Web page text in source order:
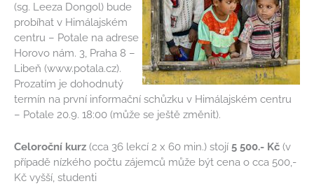
(sg. Leeza Dongol) bude
probíhat v Himálajském
centru – Potale na adrese
Horovo nám. 3, Praha 8 –
Libeň (www.potala.cz).
Prozatím je dohodnutý
termín na první informační schůzku v Himálajském centru
– Potale 20.9. 18:00 (může se ještě změnit).
Celoroční kurz (cca 36 lekcí 2 x 60 min.) stojí 5 500.- Kč (v
případě nízkého počtu zájemců může být cena o cca 500,-
Kč vyšší, studenti